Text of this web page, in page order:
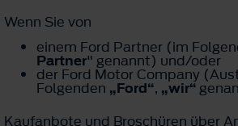
Wenn Sie von
einem Ford Partner (im
Partner" genannt) und/oder
der Ford Motor Company
Folgenden „Ford“, „wir“
Kaufanbote und Broschüren über